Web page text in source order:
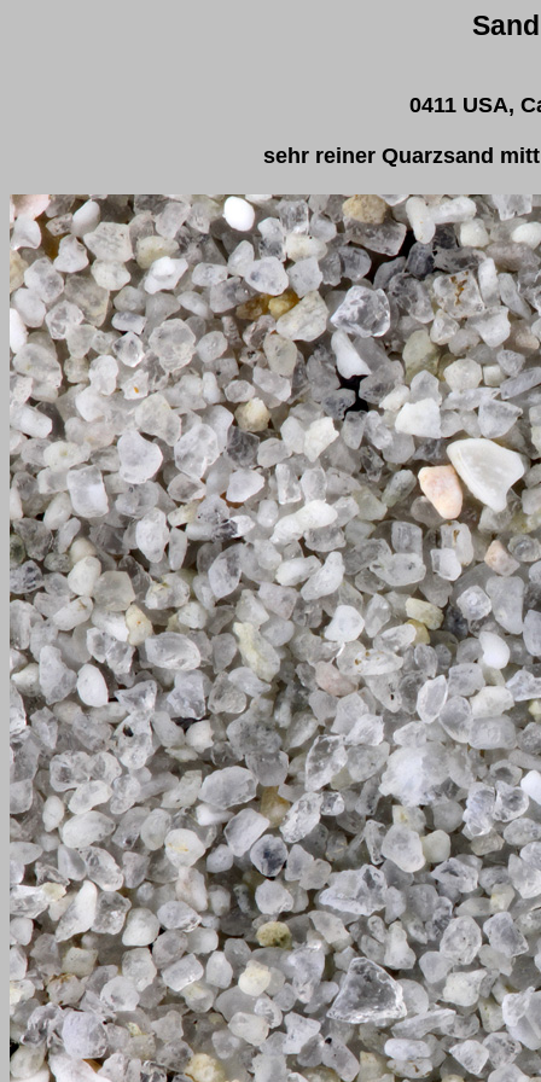
0411 USA,
sehr reiner Quarzsand